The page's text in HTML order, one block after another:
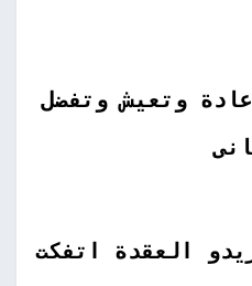
وتعيش وتفضل
العقدة اتفكت